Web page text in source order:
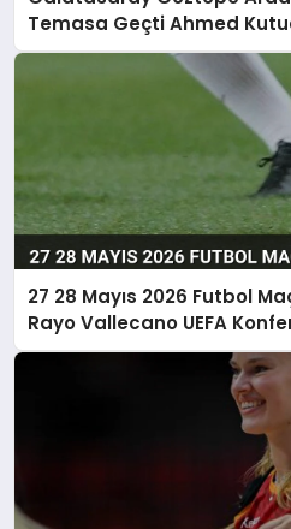
Temasa Geçti Ahmed
Görüşülüyor
27 28 Mayıs 2026 Futbol
Rayo Vallecano UEFA